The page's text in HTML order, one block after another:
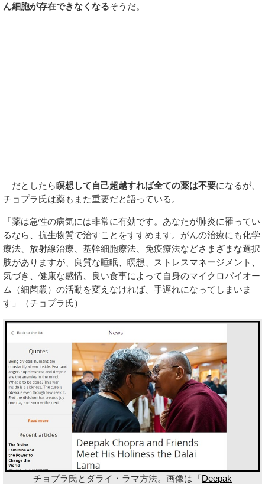
ん細胞が存在できなくなるそうだ。
だとしたら瞑想して自己超越すれば全ての薬は不要になるが、
チョプラ氏は薬もまた重要だと語っている。
「薬は急性の病気には非常に有効です。あなたが肺炎に罹ってい
るなら、抗生物質で治すことをすすめます。がんの治療にも化学
療法、放射線治療、基幹細胞療法、免疫療法などさまざまな選択
肢がありますが、良質な睡眠、瞑想、ストレスマネージメント、
気づき、健康な感情、良い食事によって自身のマイクロバイオー
ム（細菌叢）の活動を変えなければ、手遅れになってしまいま
す」（チョプラ氏）
チョプラ氏とダライ・ラマ方法。画像は「Deepak